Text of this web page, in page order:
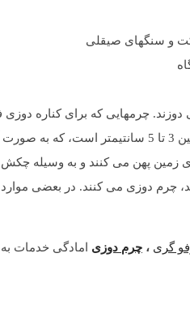
و سنگهای صیقلی
طول فرش می گیرند و از پشت فرش با نخ و سوزن به صورت 7 و 8
برای جلوگیری از لوله شدن کناره فرش استفاده می شود، باید
پهن می کنند و به وسیله
گری ، چرم دوزی امادگی خدمات